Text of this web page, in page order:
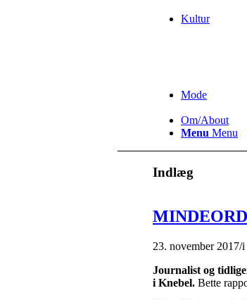
Kultur
Mode
Om/About
Menu Menu
Indlæg
23. november 2017/i
Journalist og
i Knebel. Bette